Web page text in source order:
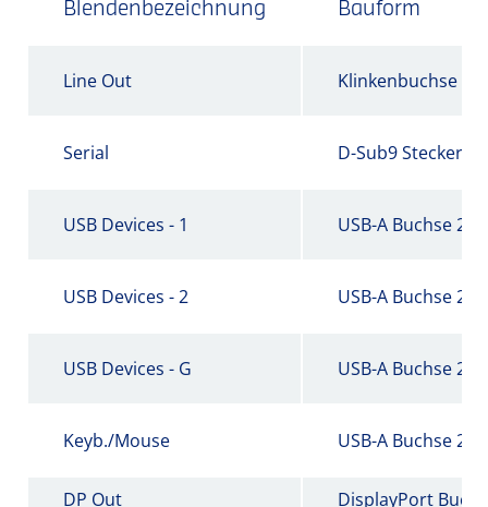
Blendenbezeichnung Bauform
Line Out Klinkenbuchse -
Serial D-Sub9 Stecker
USB Devices - 1 USB-A Buchse 2.0
USB Devices - 2 USB-A Buchse 2.0
USB Devices - G USB-A Buchse 2.0
Keyb./Mouse USB-A Buchse 2.0
DP Out DisplayPort